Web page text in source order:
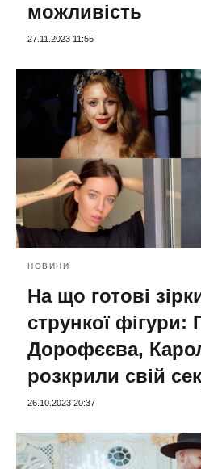
можливість
27.11.2023 11:55
НОВИНИ
На що готові
стрункої фігури:
Дорофєєва,
розкрили свій
26.10.2023 20:37